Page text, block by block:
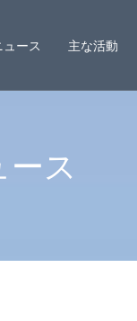
ース 主な活動
ス